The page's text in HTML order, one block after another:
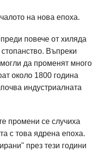
на нова епоха.
повече от хиляда
Въпреки
да променят много
около 1800 година
индустриалната
промени се случиха
с това ядрена епоха.
през тези години